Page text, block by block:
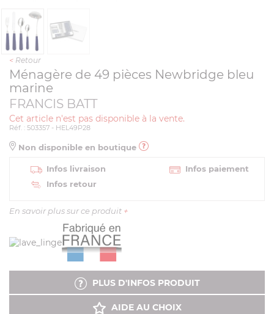
< Retour
Ménagère de 49 pièces Newbridge bleu
marine
FRANCIS BATT
Cet article n'est pas disponible à la vente.
Réf. : 503357 - HEL49P28
Non disponible en boutique
Infos livraison
Infos paiement
Infos retour
En savoir plus sur ce produit +
PLUS D'INFOS PRODUIT
AIDE AU CHOIX